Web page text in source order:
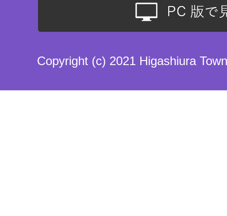
Copyright (c) 2021 Higashiura